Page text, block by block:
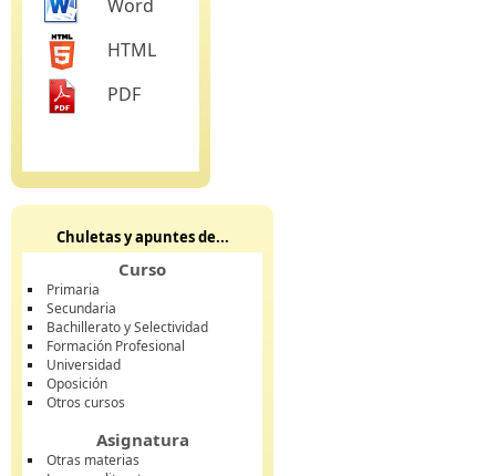
Word
HTML
PDF
Chuletas y apuntes de...
Curso
Primaria
Secundaria
Bachillerato y Selectividad
Formación Profesional
Universidad
Oposición
Otros cursos
Asignatura
Otras materias